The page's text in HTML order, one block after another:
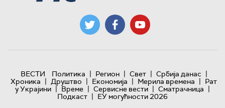
ВЕСТИ Политика | Регион | Свет | Србија данас |
Хроника | Друштво | Економија | Мерила времена | Рат
у Украјини | Време | Сервисне вести | Сматрачница |
Подкаст | ЕУ могућности 2026